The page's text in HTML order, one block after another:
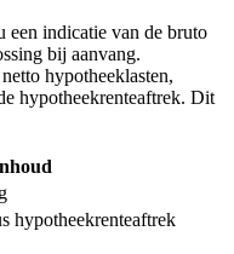
een indicatie van de bruto
bij aanvang.
hypotheeklasten,
hypotheekrenteaftrek. Dit
hypotheekrenteaftrek